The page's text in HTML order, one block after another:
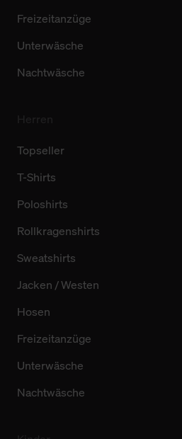
Freizeitanzüge
Unterwäsche
Nachtwäsche
Topseller
T-Shirts
Poloshirts
Rollkragenshirts
Sweatshirts
Jacken / Westen
Hosen
Freizeitanzüge
Unterwäsche
Nachtwäsche